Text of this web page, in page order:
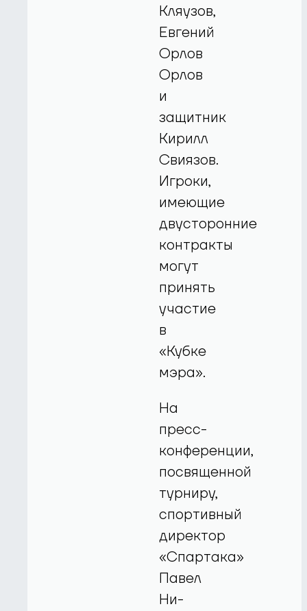
Кляузов,
Евгений
Орлов
Орлов
и
защитник
Кирилл
Свиязов.
Игроки,
имеющие
двусторонние
контракты
могут
принять
участие
в
«Кубке
мэра».
На
пресс-
конференции,
посвященной
турниру,
спортивный
директор
«Спартака»
Павел
Ни-